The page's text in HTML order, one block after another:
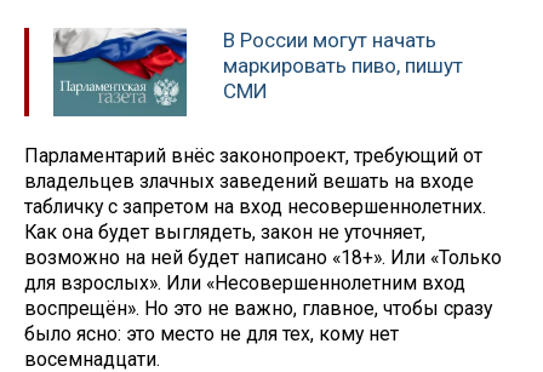
В России могут начать
маркировать пиво, пишут
СМИ
Парламентарий внёс законопроект, требующий от
владельцев злачных заведений вешать на входе
табличку с запретом на вход несовершеннолетних.
Как она будет выглядеть, закон не уточняет,
возможно на ней будет написано «18+». Или «Только
для взрослых». Или «Несовершеннолетним вход
воспрещён». Но это не важно, главное, чтобы сразу
было ясно: это место не для тех, кому нет
восемнадцати.